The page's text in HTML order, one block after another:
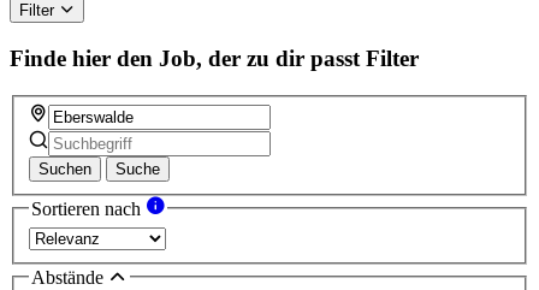
Filter
Finde hier den Job, der zu dir passt Filter
Suchen Suche
Sortieren nach
Abstände